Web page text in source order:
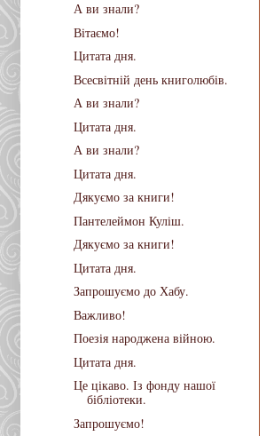
А ви знали?
Вітаємо!
Цитата дня.
Всесвітній день книголюбів.
А ви знали?
Цитата дня.
А ви знали?
Цитата дня.
Дякуємо за книги!
Пантелеймон Куліш.
Дякуємо за книги!
Цитата дня.
Запрошуємо до Хабу.
Важливо!
Поезія народжена війною.
Цитата дня.
Це цікаво. Із фонду нашої
бібліотеки.
Запрошуємо!